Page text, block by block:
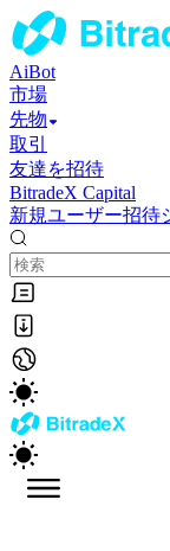
AiBot
市場
先物
取引
友達を招待
BitradeX Capital
新規ユーザー招待